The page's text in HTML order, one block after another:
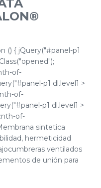
() { jQuery("#panel-p1
of-
p1 dl.level1 >
of-
p1 dl.level1 >
of-
sintetica
hermeticidad
ventilados
de unión para